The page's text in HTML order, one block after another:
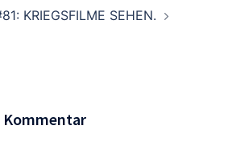
KRIEGSFILME SEHEN.
Kommentar